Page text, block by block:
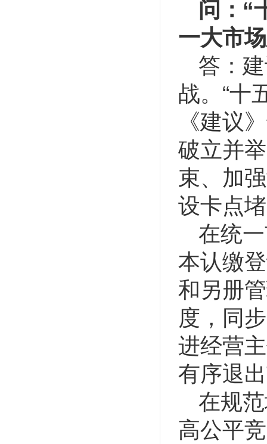
问：“
一大市
答：
战。“十
《建议
破立并
束、加
设卡点
在统
本认缴
和另册
度，同
进经营
有序退
在规
高公平